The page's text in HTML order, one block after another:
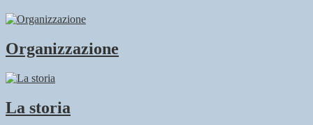
Organizzazione
La storia